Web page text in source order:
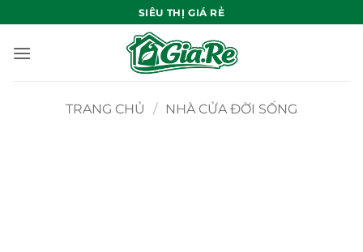
qua
nội
SIÊU THỊ GIÁ RẺ
TRANG CHỦ / NHÀ CỬA ĐỜI SỐNG